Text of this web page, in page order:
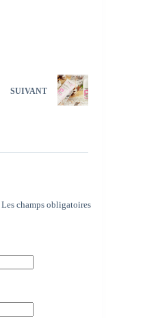
SUIVANT
Les champs obligatoires